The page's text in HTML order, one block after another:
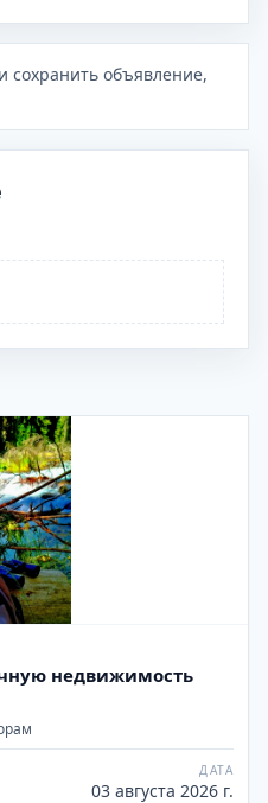
сохранить объявление,
недвижимость
ДАТА
03 августа 2026 г.